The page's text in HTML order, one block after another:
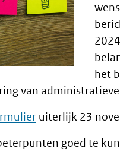
het
van
uiterlijk 23
goed te